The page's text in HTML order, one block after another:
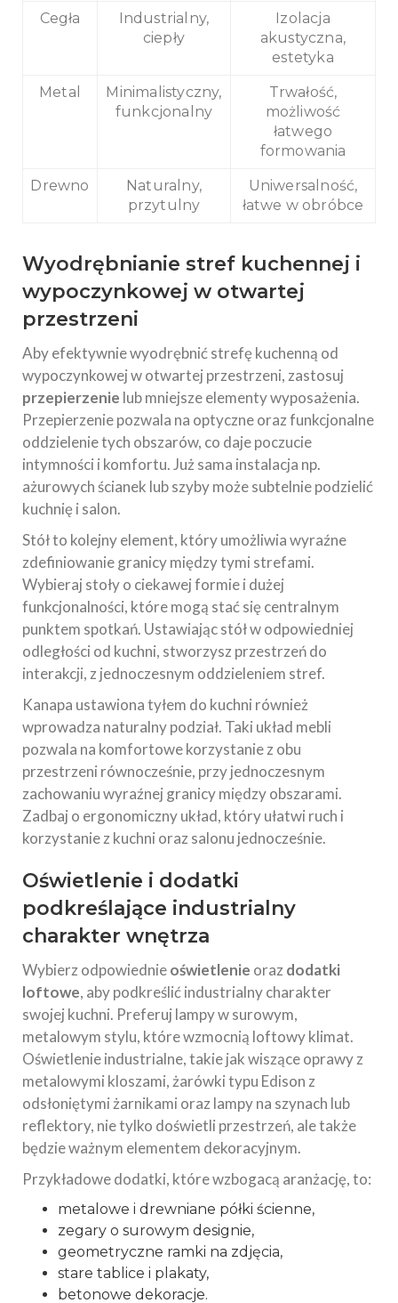
Cegła
Industrialny,
ciepły
Izolacja
akustyczna,
estetyka
Metal
Minimalistyczny,
funkcjonalny
Trwałość,
możliwość
łatwego
formowania
Drewno
Naturalny,
przytulny
Uniwersalność,
łatwe w obróbce
Wyodrębnianie stref kuchennej i
wypoczynkowej w otwartej
przestrzeni
Aby efektywnie wyodrębnić strefę kuchenną od
wypoczynkowej w otwartej przestrzeni, zastosuj
przepierzenie lub mniejsze elementy wyposażenia.
Przepierzenie pozwala na optyczne oraz funkcjonalne
oddzielenie tych obszarów, co daje poczucie
intymności i komfortu. Już sama instalacja np.
ażurowych ścianek lub szyby może subtelnie podzielić
kuchnię i salon.
Stół to kolejny element, który umożliwia wyraźne
zdefiniowanie granicy między tymi strefami.
Wybieraj stoły o ciekawej formie i dużej
funkcjonalności, które mogą stać się centralnym
punktem spotkań. Ustawiając stół w odpowiedniej
odległości od kuchni, stworzysz przestrzeń do
interakcji, z jednoczesnym oddzieleniem stref.
Kanapa ustawiona tyłem do kuchni również
wprowadza naturalny podział. Taki układ mebli
pozwala na komfortowe korzystanie z obu
przestrzeni równocześnie, przy jednoczesnym
zachowaniu wyraźnej granicy między obszarami.
Zadbaj o ergonomiczny układ, który ułatwi ruch i
korzystanie z kuchni oraz salonu jednocześnie.
Oświetlenie i dodatki
podkreślające industrialny
charakter wnętrza
Wybierz odpowiednieoświetlenie oraz dodatki
loftowe, aby podkreślić industrialny charakter
swojej kuchni. Preferuj lampy w surowym,
metalowym stylu, które wzmocnią loftowy klimat.
Oświetlenie industrialne, takie jak wiszące oprawy z
metalowymi kloszami, żarówki typu Edison z
odsłoniętymi żarnikami oraz lampy na szynach lub
reflektory, nie tylko doświetli przestrzeń, ale także
będzie ważnym elementem dekoracyjnym.
Przykładowe dodatki, które wzbogacą aranżację, to:
metalowe i drewniane półki ścienne,
zegary o surowym designie,
geometryczne ramki na zdjęcia,
stare tablice i plakaty,
betonowe dekoracje.